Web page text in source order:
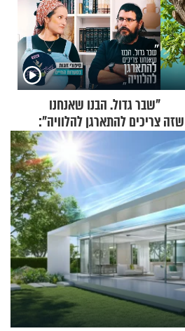
"שבר גדול. הבנו שאנחנו
צריכים להתארגן להלוויה":
זוגיות במבחן, הפעם עם מרים
וגד דנינו